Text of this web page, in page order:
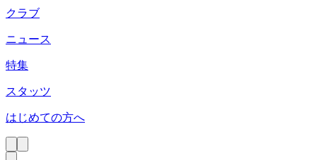
クラブ
ニュース
特集
スタッツ
はじめての方へ